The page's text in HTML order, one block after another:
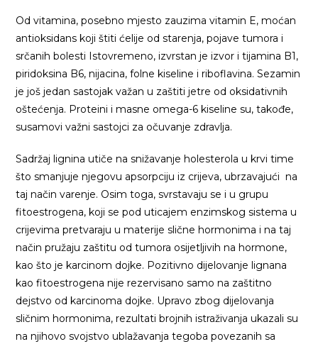
Od vitamina, posebno mjesto zauzima vitamin E, moćan
antioksidans koji štiti ćelije od starenja, pojave tumora i
srčanih bolesti Istovremeno, izvrstan je izvor i tijamina B1,
piridoksina B6, nijacina, folne kiseline i riboflavina. Sezamin
je još jedan sastojak važan u zaštiti jetre od oksidativnih
oštećenja. Proteini i masne omega-6 kiseline su, takođe,
susamovi važni sastojci za očuvanje zdravlja.
Sadržaj lignina utiče na snižavanje holesterola u krvi time
što smanjuje njegovu apsorpciju iz crijeva, ubrzavajući na
taj način varenje. Osim toga, svrstavaju se i u grupu
fitoestrogena, koji se pod uticajem enzimskog sistema u
crijevima pretvaraju u materije slične hormonima i na taj
način pružaju zaštitu od tumora osijetljivih na hormone,
kao što je karcinom dojke. Pozitivno dijelovanje lignana
kao fitoestrogena nije rezervisano samo na zaštitno
dejstvo od karcinoma dojke. Upravo zbog dijelovanja
sličnim hormonima, rezultati brojnih istraživanja ukazali su
na njihovo svojstvo ublažavanja tegoba povezanih sa